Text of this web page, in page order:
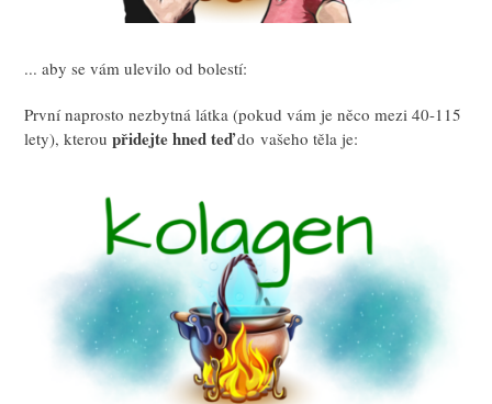
... aby se vám ulevilo od bolestí:
První naprosto nezbytná látka (pokud vám je něco mezi 40-115
lety), kteroupřidejte hned teďdo vašeho těla je: